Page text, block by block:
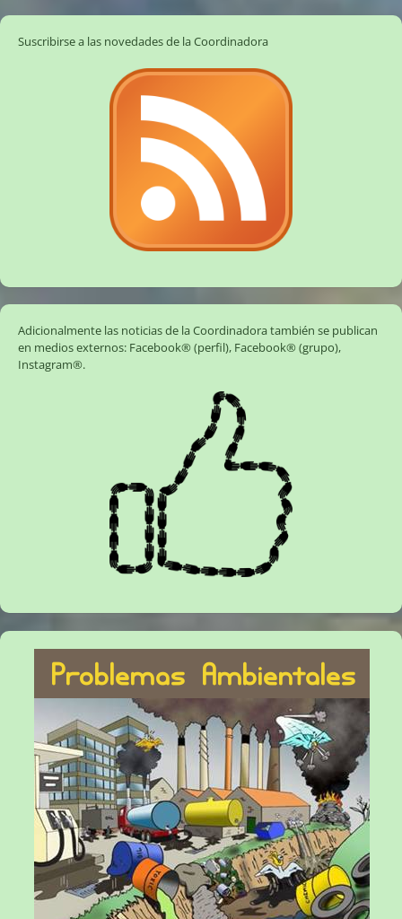
Suscribirse a las novedades de la Coordinadora
Adicionalmente las noticias de la Coordinadora también se publican
en medios externos: Facebook® (perfil), Facebook® (grupo),
Instagram®.